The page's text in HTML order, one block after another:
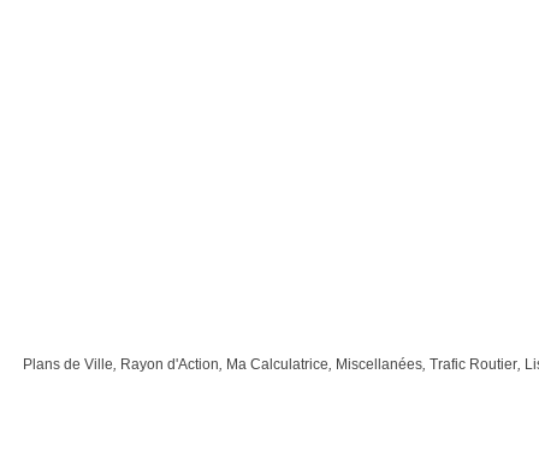
Plans de Ville, Rayon d'Action, Ma Calculatrice, Miscellanées, Trafic Routier,